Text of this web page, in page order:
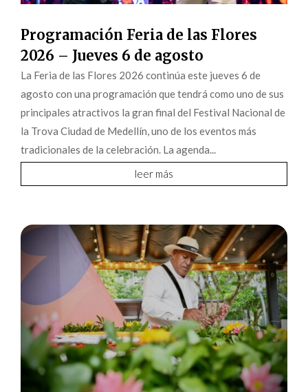
Programación Feria de las Flores
2026 – Jueves 6 de agosto
La Feria de las Flores 2026 continúa este jueves 6 de
agosto con una programación que tendrá como uno de sus
principales atractivos la gran final del Festival Nacional de
la Trova Ciudad de Medellín, uno de los eventos más
tradicionales de la celebración. La agenda...
leer más